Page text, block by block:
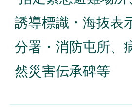
誘導標識・海抜表
分署・消防屯所、
然災害伝承碑等